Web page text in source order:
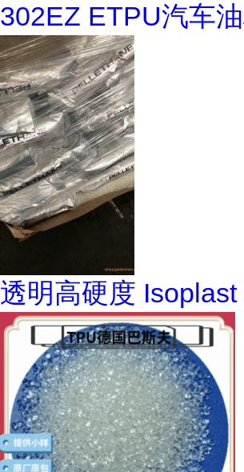
302EZ ETPU汽车
透明高硬度